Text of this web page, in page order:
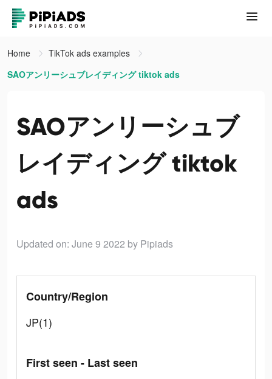
Home
TikTok ads examples
SAOアンリーシュブレイディング tiktok ads
SAOアンリーシュブ
レイディング tiktok
ads
Updated on: June 9 2022 by Pipiads
Country/Region
JP(1)
First seen - Last seen